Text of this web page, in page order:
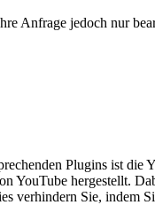
Anfrage jedoch nur
Plugins ist
YouTube hergestellt.
verhindern Sie, indem